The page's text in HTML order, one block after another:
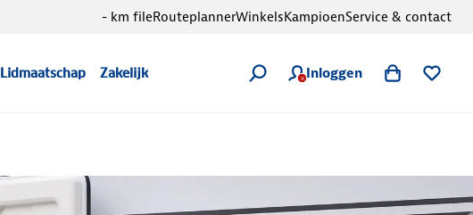
Lidmaatschap Zakelijk Inloggen
- km fileRouteplannerWinkelsKampioenService & contact